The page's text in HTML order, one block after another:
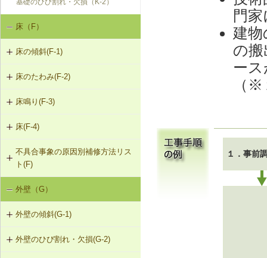
床（F）
床の傾斜(F-1)
F-1-101 柱による梁の補強
F-1-102 溝形鋼による梁の補強
F-1-103 H形鋼による梁の補強
F-1-104 添え梁による梁の補強
面）
F-1-106 梁の交換
F-1-107 梁と柱の仕口部分を添え柱
床のたわみ(F-2)
F-2-101 根太の交換
F-2-102 下地合板の張替え（根太を
含む）
床鳴り(F-3)
F-3-101 下地合板の留付け直し
F-3-102 床鳴りの補修
床(F-4)
F-4-001 ビニル床シートの張替え
F-4-002 カーペットの張替え
F-4-501 フローリングの張替え
不具合事象の原因別補修方法リス
ト(F)
床の傾斜（F-1）
床のたわみ（F-2）
床鳴り（F-3）
外壁（G）
外壁の傾斜(G-1)
G-1-101 柱の交換
外壁のひび割れ・欠損(G-2)
門
建
の
ー
（※
１．事前